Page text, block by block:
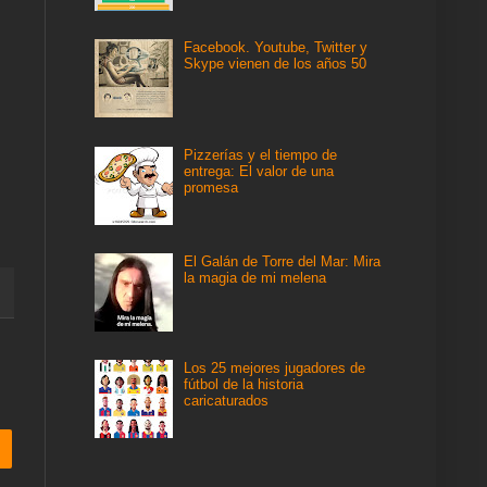
Facebook. Youtube, Twitter y
Skype vienen de los años 50
Pizzerías y el tiempo de
entrega: El valor de una
promesa
El Galán de Torre del Mar: Mira
la magia de mi melena
Los 25 mejores jugadores de
fútbol de la historia
caricaturados